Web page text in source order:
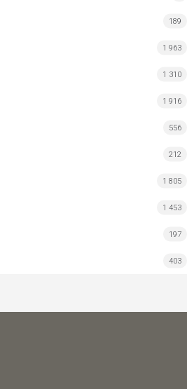
189
1 963
1 310
1 916
556
212
1 805
1 453
197
403